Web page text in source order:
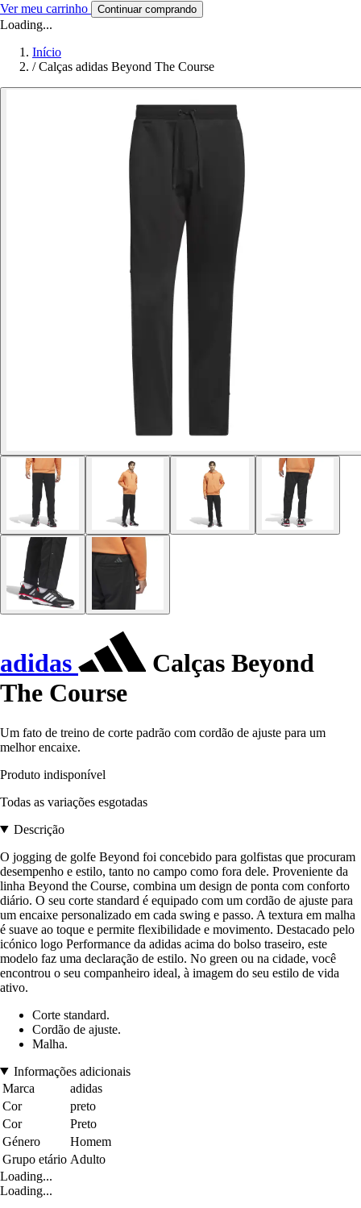
Ver meu carrinho Continuar comprando
Loading...
Início
/ Calças adidas Beyond The Course
adidas
Calças Beyond
The Course
Um fato de treino de corte padrão com cordão de ajuste para um
melhor encaixe.
Produto indisponível
Todas as variações esgotadas
Descrição
O jogging de golfe Beyond foi concebido para golfistas que procuram
desempenho e estilo, tanto no campo como fora dele. Proveniente da
linha Beyond the Course, combina um design de ponta com conforto
diário. O seu corte standard é equipado com um cordão de ajuste para
um encaixe personalizado em cada swing e passo. A textura em malha
é suave ao toque e permite flexibilidade e movimento. Destacado pelo
icónico logo Performance da adidas acima do bolso traseiro, este
modelo faz uma declaração de estilo. No green ou na cidade, você
encontrou o seu companheiro ideal, à imagem do seu estilo de vida
ativo.
Corte standard.
Cordão de ajuste.
Malha.
Informações adicionais
Marca
adidas
Cor
preto
Cor
Preto
Género
Homem
Grupo etário Adulto
Loading...
Loading...